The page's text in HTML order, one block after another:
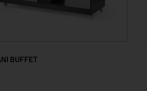
BUFFET